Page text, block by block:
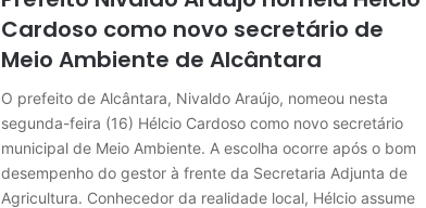
Cardoso como novo secretário de
Meio Ambiente de Alcântara
O prefeito de Alcântara, Nivaldo Araújo, nomeou nesta
segunda-feira (16) Hélcio Cardoso como novo secretário
municipal de Meio Ambiente. A escolha ocorre após o bom
desempenho do gestor à frente da Secretaria Adjunta de
Agricultura. Conhecedor da realidade local, Hélcio assume